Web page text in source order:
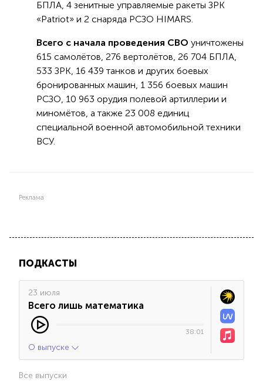
БПЛА, 4 зенитные управляемые ракеты ЗРК
«Patriot» и 2 снаряда РСЗО HIMARS.
Всего с начала проведения СВО уничтожены
615 самолётов, 276 вертолётов, 26 704 БПЛА,
533 ЗРК, 16 439 танков и других боевых
бронированных машин, 1 356 боевых машин
РСЗО, 10 963 орудия полевой артиллерии и
миномётов, а также 23 008 единиц
специальной военной автомобильной техники
ВСУ.
Реклама
ПОДКАСТЫ
23 июля
Всего лишь математика
38:01
О выпуске
Все выпуски